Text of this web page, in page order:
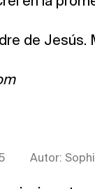
de Jesús.
Autor: